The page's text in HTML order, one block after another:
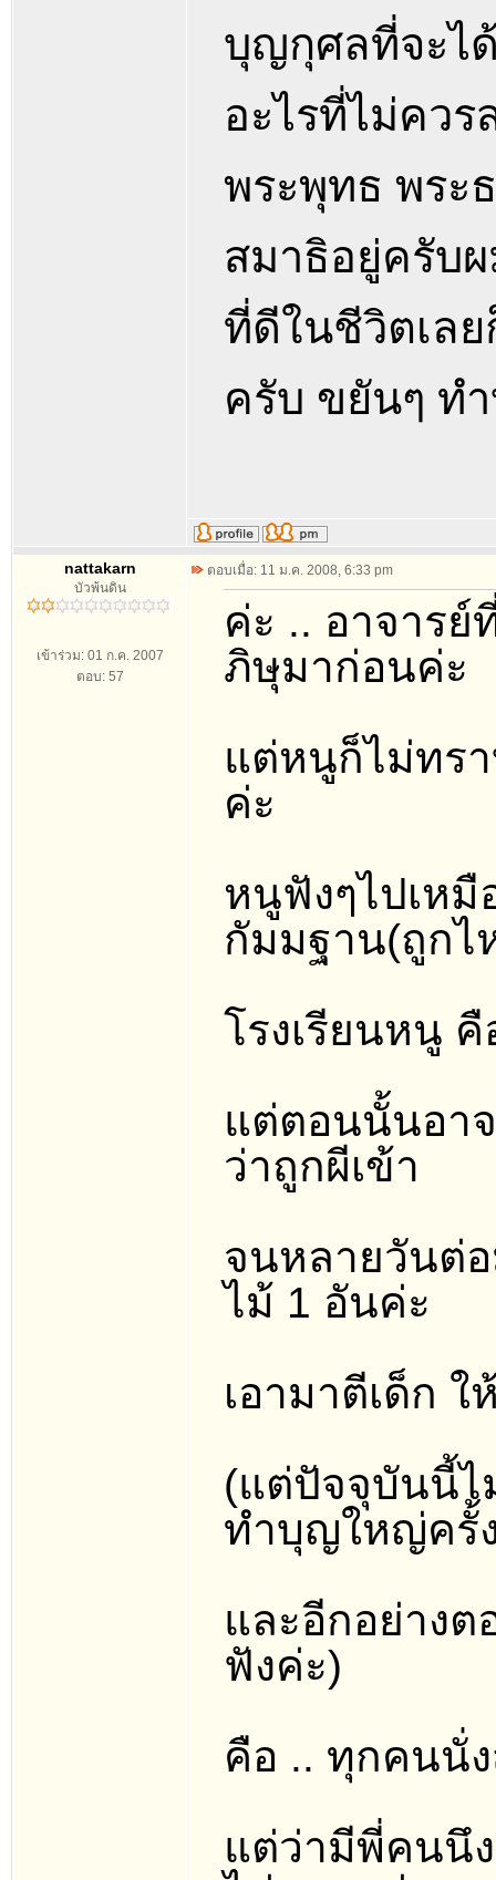
บุญกุศลที่จะไ
อะไรที่ไม่คว
พระพุทธ พระ
สมาธิอยู่ครับผ
ที่ดีในชีวิตเลย
ครับ ขยันๆ ท
nattakarn
บัวพ้นดิน
เข้าร่วม: 01 ก.ค. 2007
ตอบ: 57
ตอบเมื่อ: 11 ม.ค. 2008, 6:33 pm
ค่ะ .. อาจาร
ภิษุมาก่อนค่ะ
แต่หนูก็ไม่ทรา
ค่ะ
หนูฟังๆไปเห
กัมมฐาน(ถูกไ
โรงเรียนหนู
แต่ตอนนั้นอา
ว่าถูกผีเข้า
จนหลายวันต่อ
ไม้ 1 อันค่ะ
เอามาตีเด็ก
(แต่ปัจจุบันนี้ไ
ทำบุญใหญ่ครั้
และอีกอย่าง
ฟังค่ะ)
คือ .. ทุกคนนั่
แต่ว่ามีพี่คนนึ